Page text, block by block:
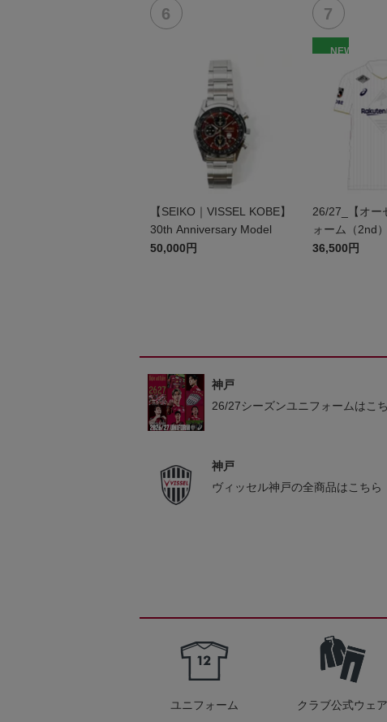
【SEIKO｜VISSEL KOBE】
30th Anniversary Model
50,000円
NEW
26/27_【オー
ォーム（2nd）
36,500円
神戸
26/27シーズンユニフォームはこ
神戸
ヴィッセル神戸の全商品はこちら
ユニフォーム クラブ公式ウェア